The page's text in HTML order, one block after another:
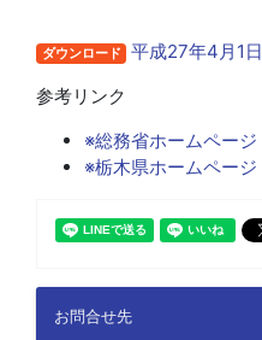
ダウンロード
平成27年4月1
参考リンク
※総務省ホームペー
※栃木県ホームページ
お問合せ先